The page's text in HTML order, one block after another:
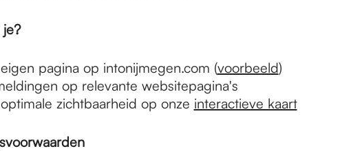
pagina op intonijmegen.com (voorbeeld)
op relevante websitepagina's
zichtbaarheid op onze interactieve kaart